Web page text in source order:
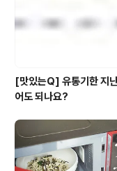
[맛있는Q] 유통기한 지
어도 되나요?